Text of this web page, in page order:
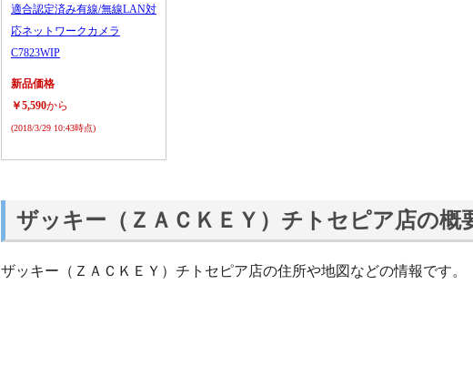
適合認定済み有線/無線LAN対
応ネットワークカメラ
C7823WIP
新品価格
￥5,590から
(2018/3/29 10:43時点)
ザッキー（ＺＡＣＫＥＹ）チトセピア店の概
ザッキー（ＺＡＣＫＥＹ）チトセピア店の住所や地図などの情報です。